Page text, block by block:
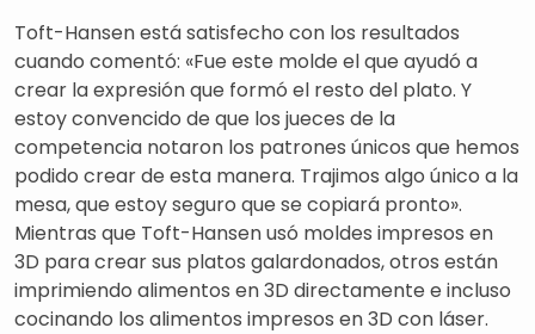
Toft-Hansen está satisfecho con los resultados
cuando comentó: «Fue este molde el que ayudó a
crear la expresión que formó el resto del plato. Y
estoy convencido de que los jueces de la
competencia notaron los patrones únicos que hemos
podido crear de esta manera. Trajimos algo único a la
mesa, que estoy seguro que se copiará pronto».
Mientras que Toft-Hansen usó moldes impresos en
3D para crear sus platos galardonados, otros están
imprimiendo alimentos en 3D directamente e incluso
cocinando los alimentos impresos en 3D con láser.